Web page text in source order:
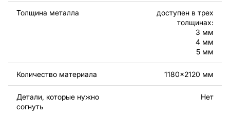
запрещены.
За дополнительную плату мы можем добавить любой
текст, изображение, логотип вашей компании или
внести другие изменения в дизайн изделия. Если вам
нужно, чтобы мы выполнили индивидуальный чертеж
изделия из металла для вас, пожалуйста, свяжитесь
с нами.
Если у вас остались вопросы или вам нужна помощь,
Толщина металла
доступен в трех
толщинах:
3 мм
4 мм
5 мм
Количество материала 1180x2120 мм
Детали, которые нужно
согнуть
Нет